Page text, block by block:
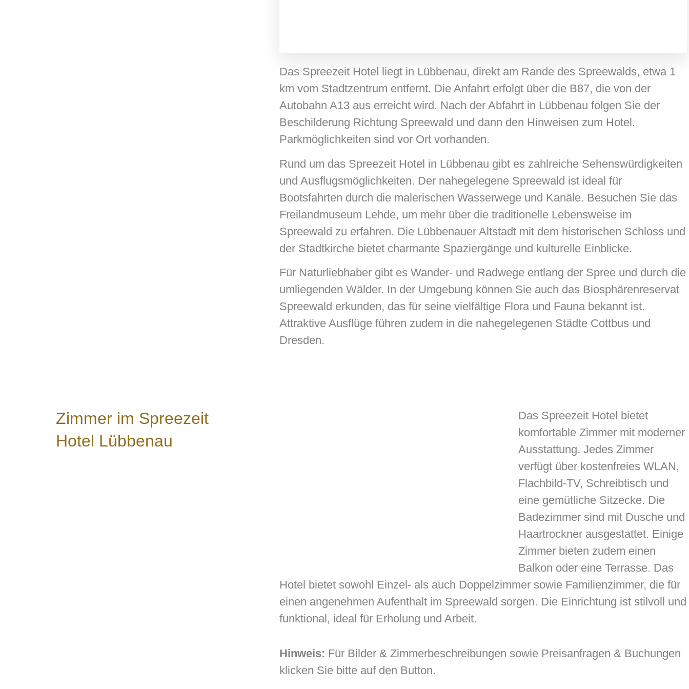
Das Spreezeit Hotel liegt in Lübbenau, direkt am Rande des Spreewalds, etwa 1
km vom Stadtzentrum entfernt. Die Anfahrt erfolgt über die B87, die von der
Autobahn A13 aus erreicht wird. Nach der Abfahrt in Lübbenau folgen Sie der
Beschilderung Richtung Spreewald und dann den Hinweisen zum Hotel.
Parkmöglichkeiten sind vor Ort vorhanden.
Rund um das Spreezeit Hotel in Lübbenau gibt es zahlreiche Sehenswürdigkeiten
und Ausflugsmöglichkeiten. Der nahegelegene Spreewald ist ideal für
Bootsfahrten durch die malerischen Wasserwege und Kanäle. Besuchen Sie das
Freilandmuseum Lehde, um mehr über die traditionelle Lebensweise im
Spreewald zu erfahren. Die Lübbenauer Altstadt mit dem historischen Schloss und
der Stadtkirche bietet charmante Spaziergänge und kulturelle Einblicke.
Für Naturliebhaber gibt es Wander- und Radwege entlang der Spree und durch die
umliegenden Wälder. In der Umgebung können Sie auch das Biosphärenreservat
Spreewald erkunden, das für seine vielfältige Flora und Fauna bekannt ist.
Attraktive Ausflüge führen zudem in die nahegelegenen Städte Cottbus und
Dresden.
Zimmer im Spreezeit
Hotel Lübbenau
Das Spreezeit Hotel bietet
komfortable Zimmer mit moderner
Ausstattung. Jedes Zimmer
verfügt über kostenfreies WLAN,
Flachbild-TV, Schreibtisch und
eine gemütliche Sitzecke. Die
Badezimmer sind mit Dusche und
Haartrockner ausgestattet. Einige
Zimmer bieten zudem einen
Balkon oder eine Terrasse. Das
Hotel bietet sowohl Einzel- als auch Doppelzimmer sowie Familienzimmer, die für
einen angenehmen Aufenthalt im Spreewald sorgen. Die Einrichtung ist stilvoll und
funktional, ideal für Erholung und Arbeit.
Hinweis: Für Bilder & Zimmerbeschreibungen sowie Preisanfragen & Buchungen
klicken Sie bitte auf den Button.